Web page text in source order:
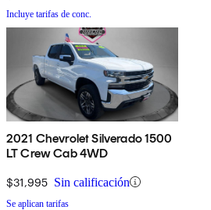
Incluye tarifas de conc.
2021 Chevrolet Silverado 1500
LT Crew Cab 4WD
$31,995 Sin calificación
Se aplican tarifas